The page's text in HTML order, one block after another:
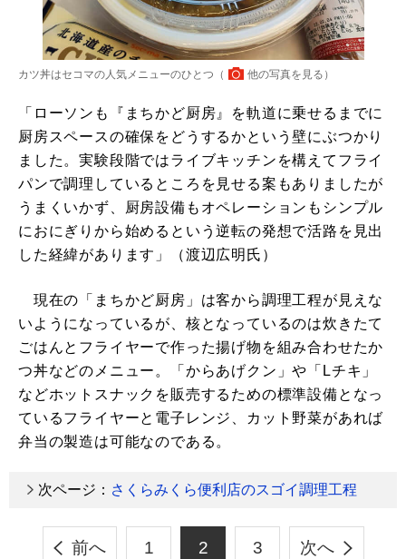
カツ丼はセコマの人気メニューのひとつ（ 他の写真を見る ）
「ローソンも『まちかど厨房』を軌道に乗せるまでに
厨房スペースの確保をどうするかという壁にぶつかり
ました。実験段階ではライブキッチンを構えてフライ
パンで調理しているところを見せる案もありましたが
うまくいかず、厨房設備もオペレーションもシンプル
におにぎりから始めるという逆転の発想で活路を見出
した経緯があります」（渡辺広明氏）
現在の「まちかど厨房」は客から調理工程が見えな
いようになっているが、核となっているのは炊きたて
ごはんとフライヤーで作った揚げ物を組み合わせたか
つ丼などのメニュー。「からあげクン」や「Lチキ」
などホットスナックを販売するための標準設備となっ
ているフライヤーと電子レンジ、カット野菜があれば
弁当の製造は可能なのである。
次ページ： さくらみくら便利店のスゴイ調理工程
前へ 1 2 3 次へ